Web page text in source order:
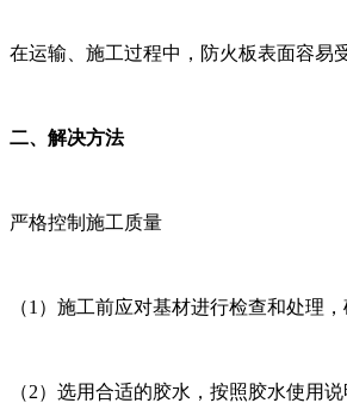
在运输、施工过程中，防火板表面容易受
二、解决方法
严格控制施工质量
（1）施工前应对基材进行检查和处理，确保
（2）选用合适的胶水，按照胶水使用说